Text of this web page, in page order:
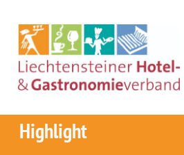
Highlight